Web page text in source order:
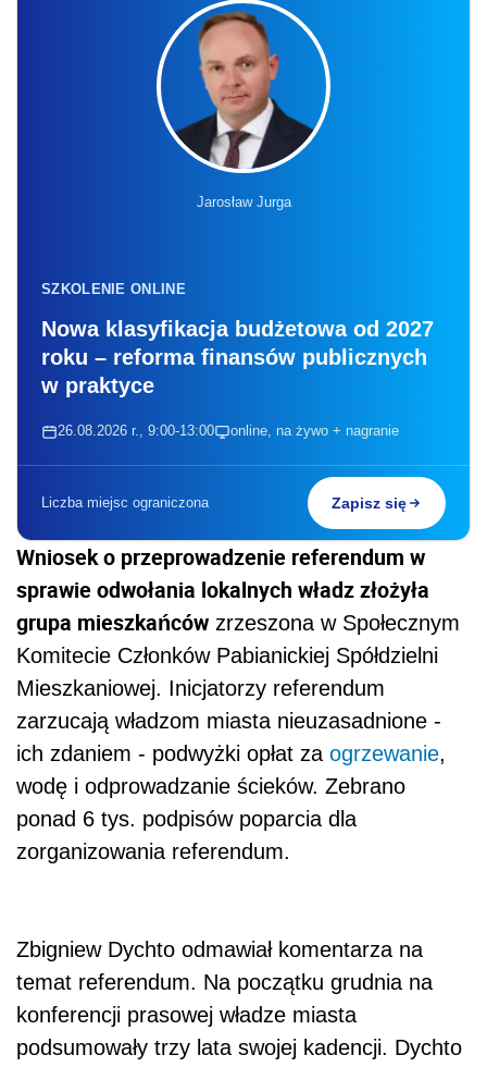
Jarosław Jurga
SZKOLENIE ONLINE
Nowa klasyfikacja budżetowa od 2027
roku – reforma finansów publicznych
w praktyce
26.08.2026 r., 9:00-13:00 online, na żywo + nagranie
Liczba miejsc ograniczona Zapisz się
Wniosek o przeprowadzenie referendum w
sprawie odwołania lokalnych władz złożyła
grupa mieszkańców zrzeszona w Społecznym
Komitecie Członków Pabianickiej Spółdzielni
Mieszkaniowej. Inicjatorzy referendum
zarzucają władzom miasta nieuzasadnione -
ich zdaniem - podwyżki opłat za ogrzewanie,
wodę i odprowadzanie ścieków. Zebrano
ponad 6 tys. podpisów poparcia dla
zorganizowania referendum.
Zbigniew Dychto odmawiał komentarza na
temat referendum. Na początku grudnia na
konferencji prasowej władze miasta
podsumowały trzy lata swojej kadencji. Dychto